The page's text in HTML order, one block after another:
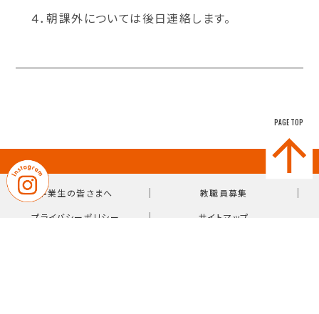
４．朝課外については後日連絡します。
卒業生の皆さまへ ｜ 教職員募集 ｜
プライバシーポリシー ｜ サイトマップ
PAGE TOP